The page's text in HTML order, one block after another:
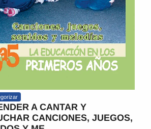
A CANTAR Y
CANCIONES, JUEGOS,